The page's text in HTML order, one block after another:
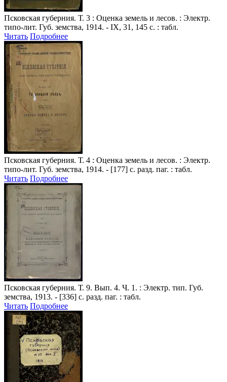
Псковская губерния. Т. 3 : Оценка земель и лесов. : Электр.
типо-лит. Губ. земства, 1914. - IX, 31, 145 с. : табл.
Читать Подробнее
Псковская губерния. Т. 4 : Оценка земель и лесов. : Электр.
типо-лит. Губ. земства, 1914. - [177] с. разд. паг. : табл.
Читать Подробнее
Псковская губерния. Т. 9. Вып. 4. Ч. 1. : Электр. тип. Губ.
земства, 1913. - [336] с. разд. паг. : табл.
Читать Подробнее